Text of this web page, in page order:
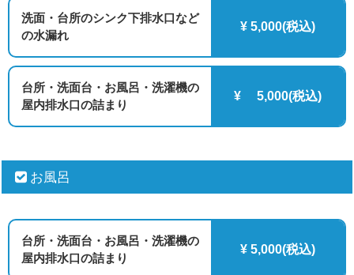
洗面・台所のシンク下排水口など
の水漏れ
¥ 5,000(税込)
台所・洗面台・お風呂・洗濯機の
屋内排水口の詰まり
¥ 5,000(税込)
お風呂
台所・洗面台・お風呂・洗濯機の
屋内排水口の詰まり
¥ 5,000(税込)